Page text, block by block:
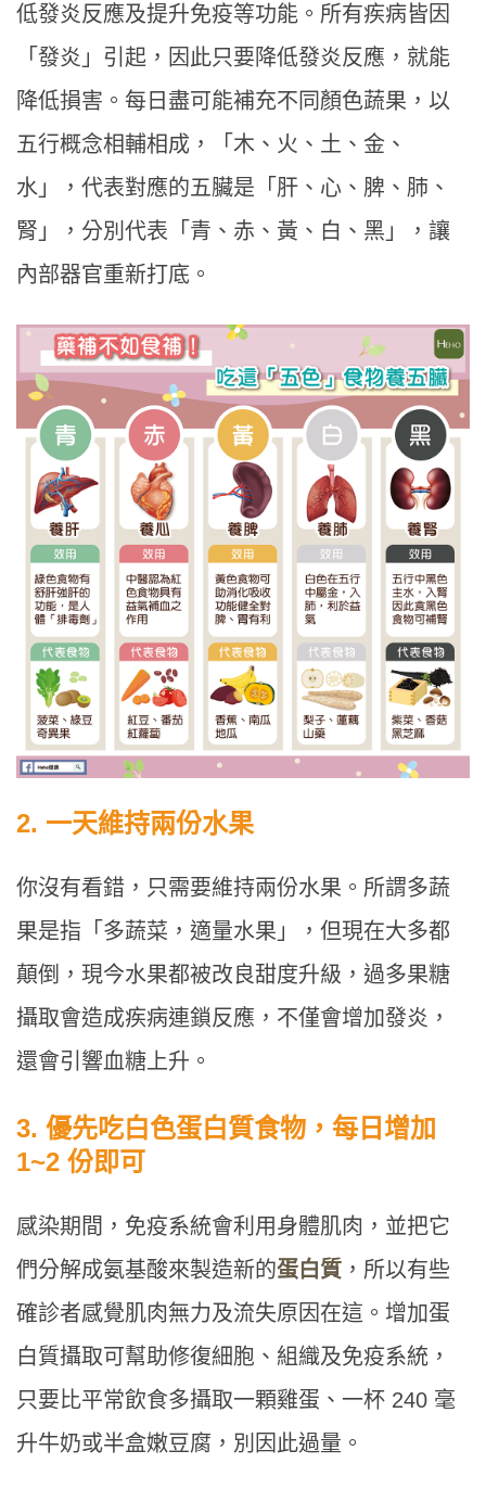
低發炎反應及提升免疫等功能。所有疾病皆因
「發炎」引起，因此只要降低發炎反應，就能
降低損害。每日盡可能補充不同顏色蔬果，以
五行概念相輔相成，「木、火、土、金、
水」，代表對應的五臟是「肝、心、脾、肺、
腎」，分別代表「青、赤、黃、白、黑」，讓
內部器官重新打底。
2. 一天維持兩份水果
你沒有看錯，只需要維持兩份水果。所謂多蔬
果是指「多蔬菜，適量水果」，但現在大多都
顛倒，現今水果都被改良甜度升級，過多果糖
攝取會造成疾病連鎖反應，不僅會增加發炎，
還會引響血糖上升。
3. 優先吃白色蛋白質食物，每日增加
1~2 份即可
感染期間，免疫系統會利用身體肌肉，並把它
們分解成氨基酸來製造新的蛋白質 ，所以有些
確診者感覺肌肉無力及流失原因在這。增加蛋
白質攝取可幫助修復細胞、組織及免疫系統，
只要比平常飲食多攝取一顆雞蛋、一杯 240 毫
升牛奶或半盒嫩豆腐，別因此過量。